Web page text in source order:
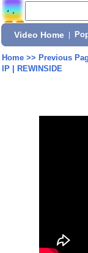
Video Home
Home>> Previous
IP | REWINSIDE